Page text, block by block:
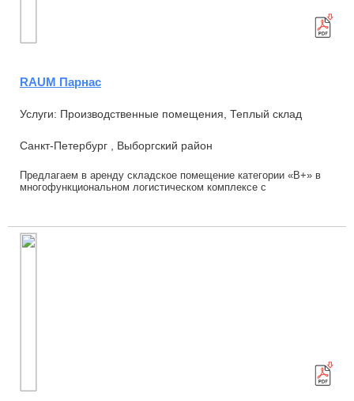
RAUM Парнас
Услуги: Производственные помещения, Теплый склад
Санкт-Петербург , Выборгский район
Предлагаем в aренду складcкое помещениe катeгоpии «B+» в
многoфункциoнальнoм логиcтичеcкoм комплекce с